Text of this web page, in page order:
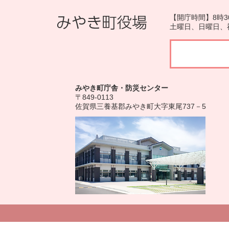
【開庁時間】8
土曜日、日曜日
みやき町庁舎・防災センター
〒849-0113
佐賀県三養基郡みやき町大字東尾737－5